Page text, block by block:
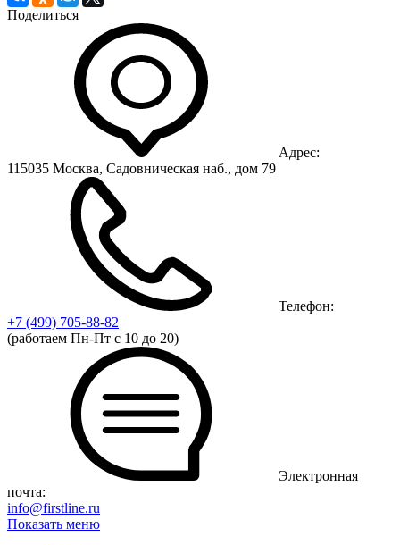
Поделиться
Адрес:
115035 Москва, Садовническая наб., дом 79
Телефон:
+7 (499) 705-88-82
(работаем Пн-Пт с 10 до 20)
Электронная
почта:
info@firstline.ru
Показать меню